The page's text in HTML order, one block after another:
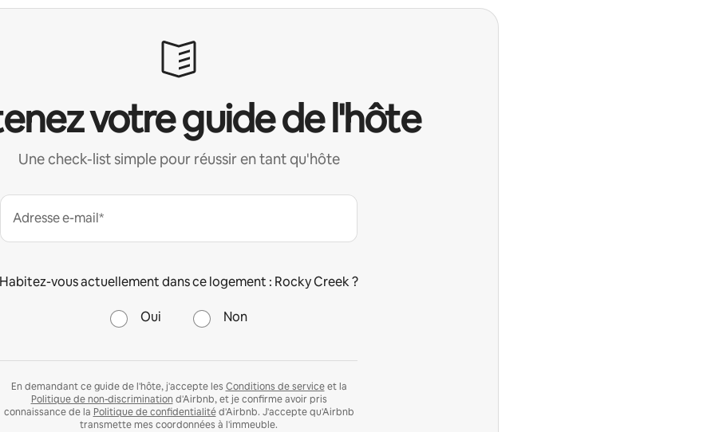
votre guide de l'hôte
Une check-list simple pour réussir en tant qu'hôte
Adresse e-mail*
Habitez-vous actuellement dans ce logement : Rocky Creek ?
Oui Non
En demandant ce guide de l'hôte, j'accepte les Conditions de serviceet la
Politique de non-discrimination d'Airbnb, et je confirme avoir pris
connaissance de la Politique de confidentialitéd'Airbnb. J'accepte qu'Airbnb
transmette mes coordonnées à l'immeuble.